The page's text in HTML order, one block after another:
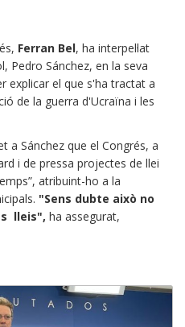
Ferran Bel, ha interpel·lat
Pedro Sánchez, en la seva
explicar el que s'ha tractat a
de la guerra d'Ucraïna i les
a Sánchez que el Congrés, a
i de pressa projectes de llei
atribuint-ho a la
"Sens dubte això no
lleis", ha assegurat,